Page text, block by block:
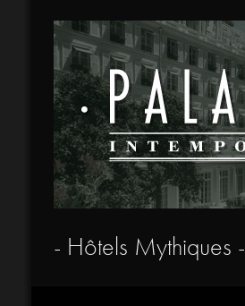
- Hôtels Mythiques -